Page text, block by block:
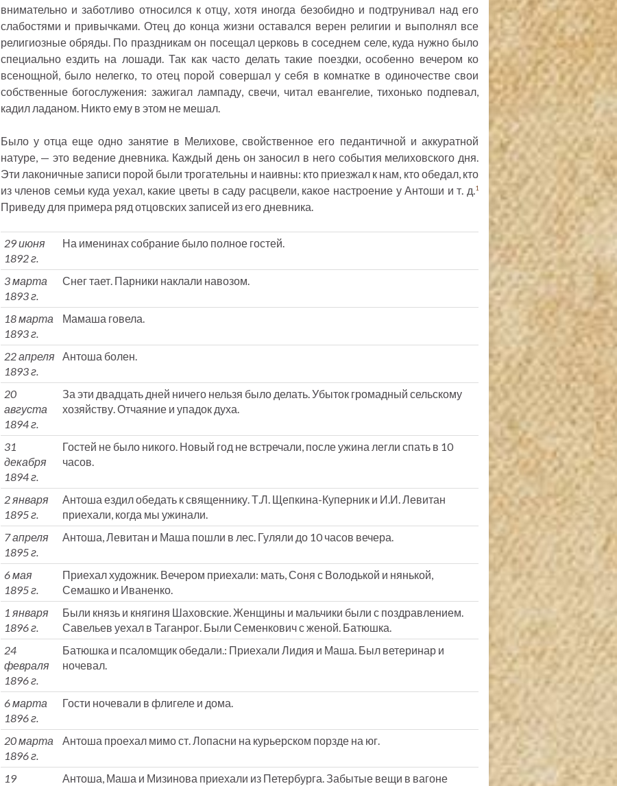
внимательно и заботливо относился к отцу, хотя иногда безобидно и подтрунивал над его
слабостями и привычками. Отец до конца жизни оставался верен религии и выполнял все
религиозные обряды. По праздникам он посещал церковь в соседнем селе, куда нужно было
специально ездить на лошади. Так как часто делать такие поездки, особенно вечером ко
всенощной, было нелегко, то отец порой совершал у себя в комнатке в одиночестве свои
собственные богослужения: зажигал лампаду, свечи, читал евангелие, тихонько подпевал,
кадил ладаном. Никто ему в этом не мешал.
Было у отца еще одно занятие в Мелихове, свойственное его педантичной и аккуратной
натуре, — это ведение дневника. Каждый день он заносил в него события мелиховского дня.
Эти лаконичные записи порой были трогательны и наивны: кто приезжал к нам, кто обедал, кто
из членов семьи куда уехал, какие цветы в саду расцвели, какое настроение у Антоши и т. д.1
Приведу для примера ряд отцовских записей из его дневника.
29 июня
1892 г.
На именинах собрание было полное гостей.
3 марта
1893 г.
Снег тает. Парники наклали навозом.
18 марта
1893 г.
Мамаша говела.
22 апреля
1893 г.
Антоша болен.
20
августа
1894 г.
За эти двадцать дней ничего нельзя было делать. Убыток громадный сельскому
хозяйству. Отчаяние и упадок духа.
31
декабря
1894 г.
Гостей не было никого. Новый год не встречали, после ужина легли спать в 10
часов.
2 января
1895 г.
Антоша ездил обедать к священнику. Т.Л. Щепкина-Куперник и И.И. Левитан
приехали, когда мы ужинали.
7 апреля
1895 г.
Антоша, Левитан и Маша пошли в лес. Гуляли до 10 часов вечера.
6 мая
1895 г.
Приехал художник. Вечером приехали: мать, Соня с Володькой и нянькой,
Семашко и Иваненко.
1 января
1896 г.
Были князь и княгиня Шаховские. Женщины и мальчики были с поздравлением.
Савельев уехал в Таганрог. Были Семенкович с женой. Батюшка.
24
февраля
1896 г.
Батюшка и псаломщик обедали.: Приехали Лидия и Маша. Был ветеринар и
ночевал.
6 марта
1896 г.
Гости ночевали в флигеле и дома.
20 марта
1896 г.
Антоша проехал мимо ст. Лопасни на курьерском порзде на юг.
19
Антоша, Маша и Мизинова приехали из Петербурга. Забытые вещи в вагоне